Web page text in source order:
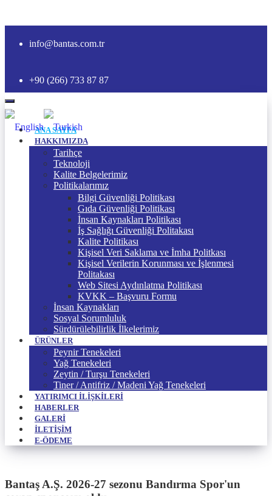
info@bantas.com.tr
+90 (266) 733 87 87
ANA SAYFA
HAKKIMIZDA
Tarihçe
Teknoloji
Kalite Belgelerimiz
Politikalarımız
Bilgi Güvenliği Politikası
Gıda Güvenliği Politikası
İnsan Kaynakları Politikası
İş Sağlığı Güvenliği Politakası
Kalite Politikası
Kişisel Veri Saklama ve İmha Politkası
Kişisel Verilerin Korunması ve İşlenmesi
Politakası
Web Sitesi Aydınlatma Politikası
KVKK – Başvuru Formu
İnsan Kaynakları
Sosyal Sorumluluk
Sürdürülebilirlik İlkelerimiz
ÜRÜNLER
Peynir Tenekeleri
Yağ Tenekeleri
Zeytin / Turşu Tenekeleri
Tiner / Antifriz / Madeni Yağ Tenekeleri
YATIRIMCI İLIŞKILERI
HABERLER
GALERI
İLETIŞIM
E-ÖDEME
Bantaş A.Ş. 2026-27 sezonu Bandırma Spor'un